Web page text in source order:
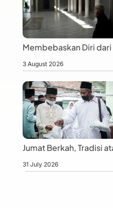
Membebaskan Diri dari
3 August 2026
Jumat Berkah, Tradisi
31 July 2026